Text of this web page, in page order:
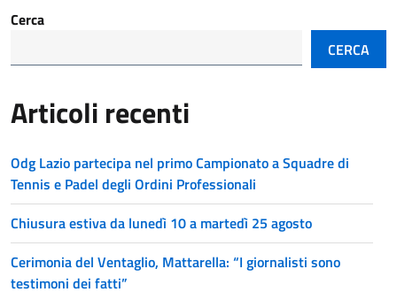
Cerca
CERCA
Articoli recenti
Odg Lazio partecipa nel primo Campionato a Squadre di
Tennis e Padel degli Ordini Professionali
Chiusura estiva da lunedì 10 a martedì 25 agosto
Cerimonia del Ventaglio, Mattarella: “I giornalisti sono
testimoni dei fatti”